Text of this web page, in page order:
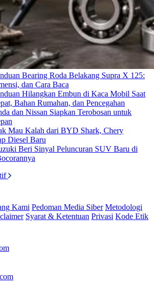
Bearing Roda Belakang Supra X 125:
dan Cara Baca
Hilangkan Embun di Kaca Mobil Saat
Bahan Rumahan, dan Pencegahan
dan Nissan Siapkan Terobosan untuk
Mau Kalah dari BYD Shark, Chery
Diesel Baru
Beri Sinyal Peluncuran SUV Baru di
Kami Pedoman Media Siber Metodologi
Syarat & Ketentuan Privasi Kode Etik